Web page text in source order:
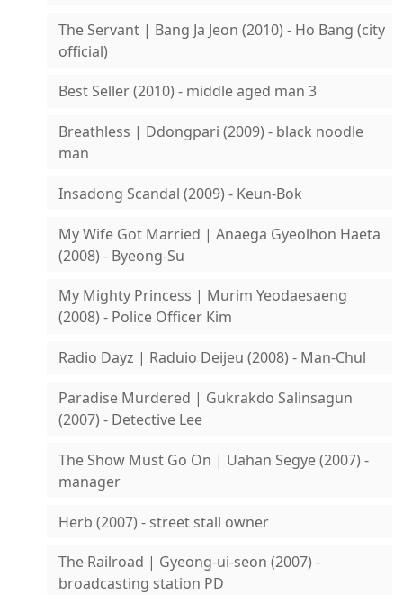
The Servant | Bang Ja Jeon (2010) - Ho Bang (city
official)
Best Seller (2010) - middle aged man 3
Breathless | Ddongpari (2009) - black noodle
man
Insadong Scandal (2009) - Keun-Bok
My Wife Got Married | Anaega Gyeolhon Haeta
(2008) - Byeong-Su
My Mighty Princess | Murim Yeodaesaeng
(2008) - Police Officer Kim
Radio Dayz | Raduio Deijeu (2008) - Man-Chul
Paradise Murdered | Gukrakdo Salinsagun
(2007) - Detective Lee
The Show Must Go On | Uahan Segye (2007) -
manager
Herb (2007) - street stall owner
The Railroad | Gyeong-ui-seon (2007) -
broadcasting station PD